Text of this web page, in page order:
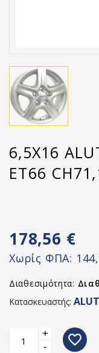
6,5X16
ET66
178,56 €
Χωρίς ΦΠΑ:
Διαθεσιμότητα:
Κατασκευαστής:
+
-
favorite_border